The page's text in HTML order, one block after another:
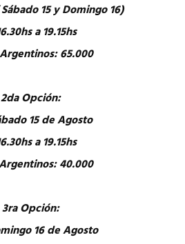
15 y Domingo 16)
a 19.15hs
65.000
2da Opción:
15 de Agosto
a 19.15hs
40.000
3ra Opción:
16 de Agosto